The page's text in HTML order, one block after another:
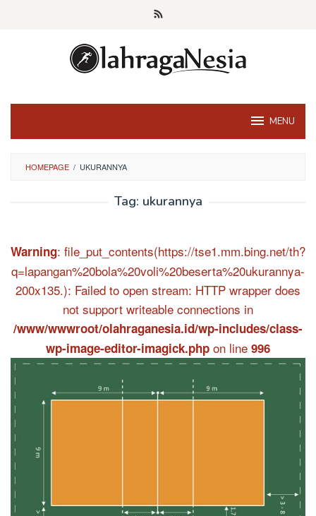
MENU
HOMEPAGE / UKURANNYA
Tag: ukurannya
Warning: file_put_contents(https://tse1.mm.bing.net/th?
q=lapangan%20bola%20voli%20beserta%20ukurannya-
200x135.): Failed to open stream: HTTP wrapper does
not support writeable connections in
/www/wwwroot/olahraganesia.id/wp-includes/class-
wp-image-editor-imagick.php on line 996